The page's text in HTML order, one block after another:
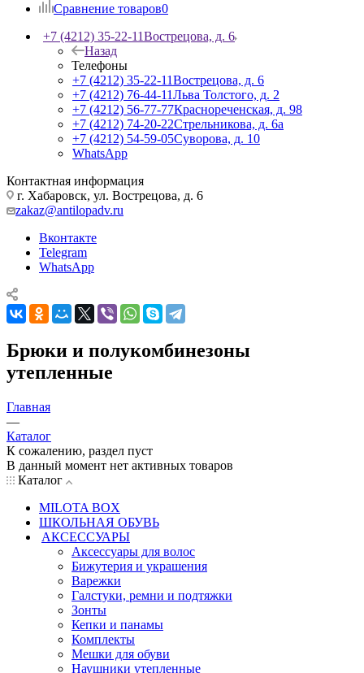
Сравнение товаров0
+7 (4212) 35-22-11Вострецова, д. 6
Назад
Телефоны
+7 (4212) 35-22-11Вострецова, д. 6
+7 (4212) 76-44-11Льва Толстого, д. 2
+7 (4212) 56-77-77Краснореченская, д. 98
+7 (4212) 74-20-22Стрельникова, д. 6а
+7 (4212) 54-59-05Суворова, д. 10
WhatsApp
Контактная информация
г. Хабаровск, ул. Вострецова, д. 6
zakaz@antilopadv.ru
Вконтакте
Telegram
WhatsApp
Брюки и полукомбинезоны
утепленные
Главная
—
Каталог
К сожалению, раздел пуст
В данный момент нет активных товаров
Каталог
MILOTA BOX
ШКОЛЬНАЯ ОБУВЬ
АКСЕССУАРЫ
Аксессуары для волос
Бижутерия и украшения
Варежки
Галстуки, ремни и подтяжки
Зонты
Кепки и панамы
Комплекты
Мешки для обуви
Наушники утепленные